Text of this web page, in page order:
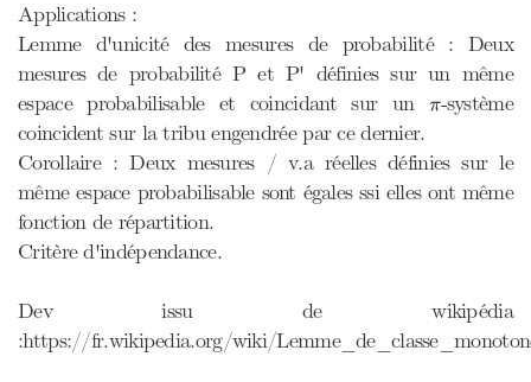
Applications :
Lemme d'unicité des mesures de probabilité : Deux
mesures de probabilité P et P' définies sur un même
espace probabilisable et coincidant sur un
π
π-système
coincident sur la tribu engendrée par ce dernier.
Corollaire : Deux mesures / v.a réelles définies sur le
même espace probabilisable sont égales ssi elles ont même
fonction de répartition.
Critère d'indépendance.
Dev issu de wikipédia
:https://fr.wikipedia.org/wiki/